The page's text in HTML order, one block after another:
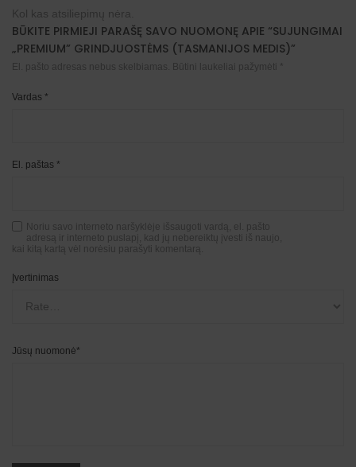
Kol kas atsiliepimų nėra.
BŪKITE PIRMIEJI PARAŠĘ SAVO NUOMONĘ APIE “SUJUNGIMAI
„PREMIUM” GRINDJUOSTĖMS (TASMANIJOS MEDIS)”
El. pašto adresas nebus skelbiamas. Būtini laukeliai pažymėti
Vardas *
El. paštas *
Noriu savo interneto naršyklėje išsaugoti vardą, el. pašto
adresą ir interneto puslapį, kad jų nebereiktų įvesti iš naujo,
kai kitą kartą vėl norėsiu parašyti komentarą.
Įvertinimas
Jūsų nuomonė*